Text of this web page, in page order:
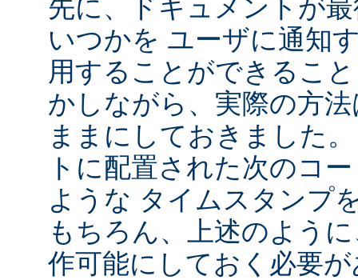
先に、ドキュメントが
いつかを ユーザに通知
用することができるこ
かしながら、実際の方
ままにしておきました
トに配置された次のコ
ような タイムスタンプ
もちろん、上述のよう
作可能にしておく必要